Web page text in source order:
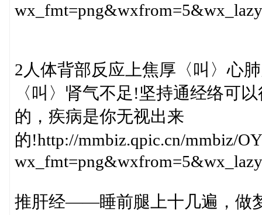
2人体背部反应上焦厚〈叫〉心
〈叫〉肾气不足!坚持通经络可
的，疾病是你无视出来
的!http://mmbiz.qpic.cn/mmbiz/
推肝经——睡前腿上十几遍，做